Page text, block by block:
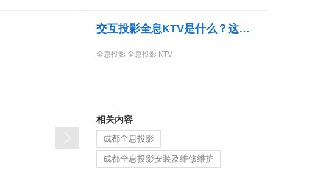
交互投影全息KTV是什么？这是一种怎样的娱乐方式？
全息投影 全息投影 KTV
相关内容
成都全息投影
成都全息投影安装及维修维护